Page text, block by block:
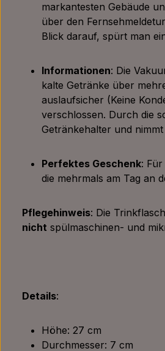
markantesten Gebäude
über den
Blick darauf, spürt man
Informationen: Die
kalte Getränke über
auslaufsicher (Keine
verschlossen. Durch die
Getränkehalter und
Perfektes Geschenk:
die mehrmals am Tag an
Pflegehinweis: Die
nicht spülmaschinen- und
Details:
Höhe: 27 cm
Durchmesser: 7 cm